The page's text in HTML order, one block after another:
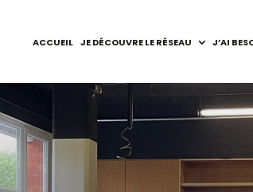
ACCUEIL JE DÉCOUVRE LE RÉSEAU J’AI